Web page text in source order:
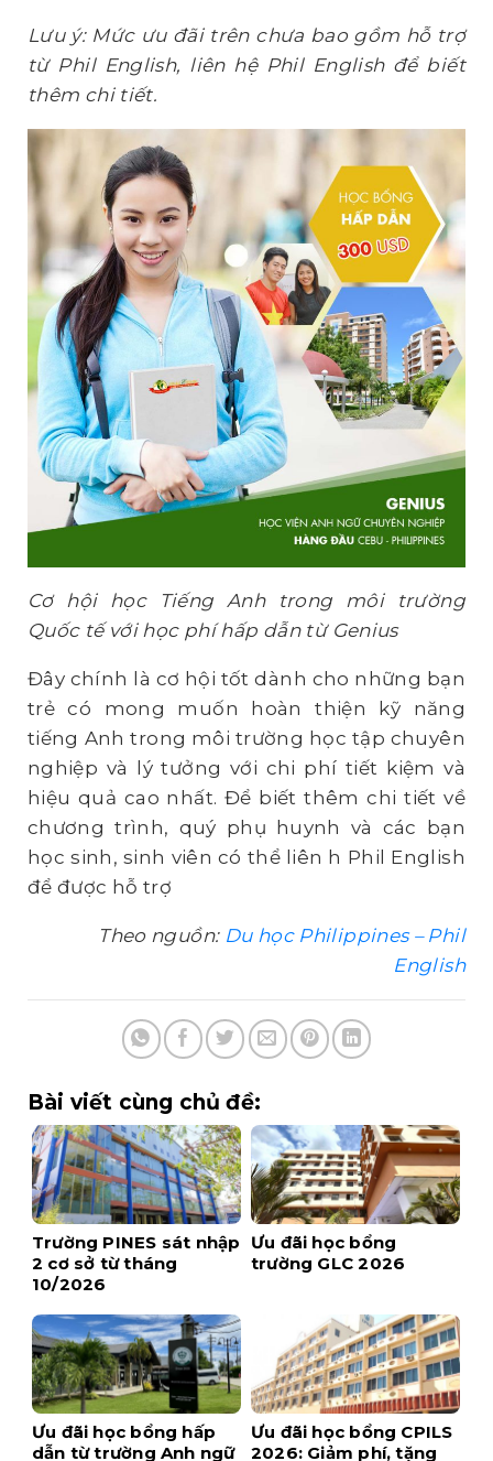
Lưu ý: Mức ưu đãi trên chưa bao gồm hỗ trợ
từ Phil English, liên hệ Phil English để biết
thêm chi tiết.
Cơ hội học Tiếng Anh trong môi trường
Quốc tế với học phí hấp dẫn từ Genius
Đây chính là cơ hội tốt dành cho những bạn
trẻ có mong muốn hoàn thiện kỹ năng
tiếng Anh trong môi trường học tập chuyên
nghiệp và lý tưởng với chi phí tiết kiệm và
hiệu quả cao nhất. Để biết thêm chi tiết về
chương trình, quý phụ huynh và các bạn
học sinh, sinh viên có thể liên h Phil English
để được hỗ trợ
Theo nguồn: Du học Philippines – Phil
English
Bài viết cùng chủ đề:
Trường PINES sát nhập
2 cơ sở từ tháng
10/2026
Ưu đãi học bổng
trường GLC 2026
Ưu đãi học bổng hấp
dẫn từ trường Anh ngữ
Ưu đãi học bổng CPILS
2026: Giảm phí, tặng